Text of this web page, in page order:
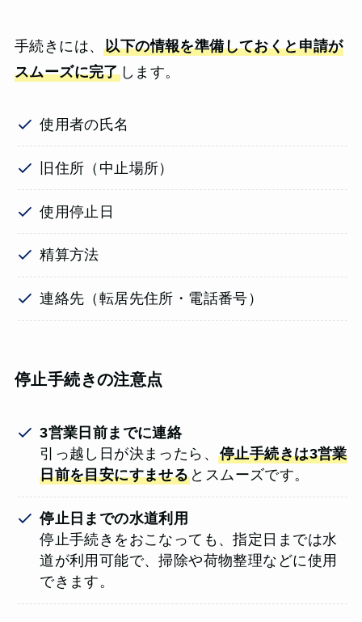
手続きには、以下の情報を準備しておくと申請が
スムーズに完了します。
使用者の氏名
旧住所（中止場所）
使用停止日
精算方法
連絡先（転居先住所・電話番号）
停止手続きの注意点
3営業日前までに連絡
引っ越し日が決まったら、停止手続きは3営業
日前を目安にすませる とスムーズです。
停止日までの水道利用
停止手続きをおこなっても、指定日までは水
道が利用可能で、掃除や荷物整理などに使用
できます。